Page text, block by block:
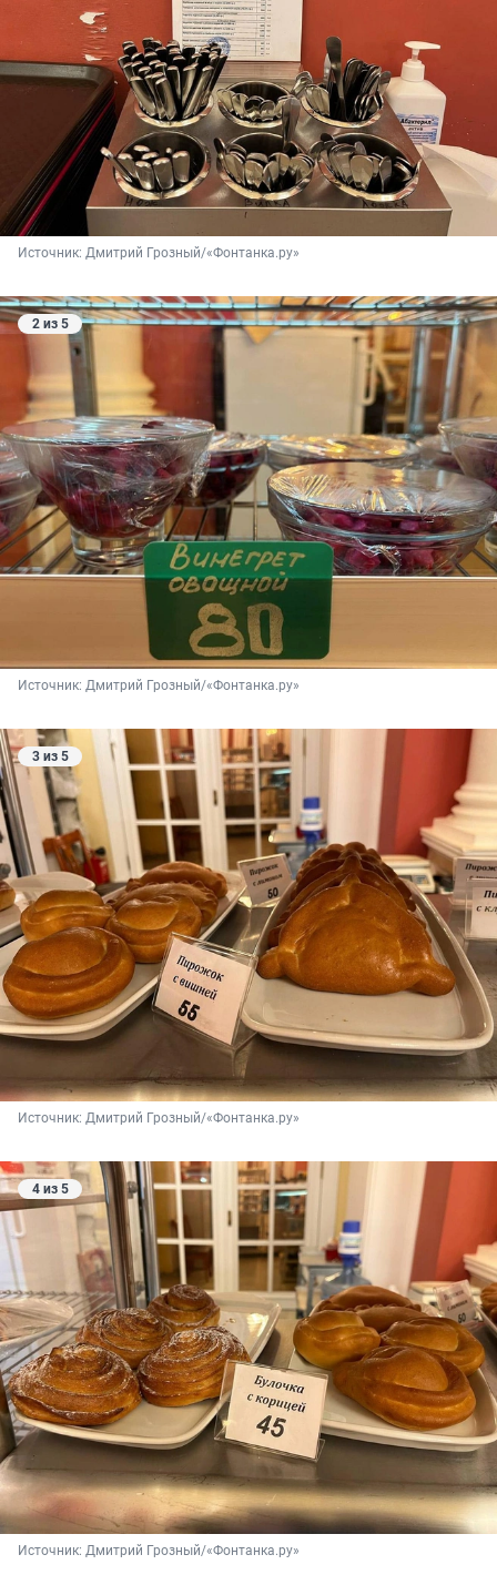
Источник: Дмитрий Грозный/«Фонтанка.ру»
2 из 5
Источник: Дмитрий Грозный/«Фонтанка.ру»
3 из 5
Источник: Дмитрий Грозный/«Фонтанка.ру»
4 из 5
Источник: Дмитрий Грозный/«Фонтанка.ру»